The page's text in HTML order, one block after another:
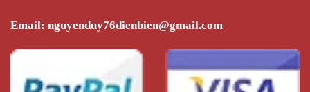
Email: nguyenduy76dienbien@gmail.com